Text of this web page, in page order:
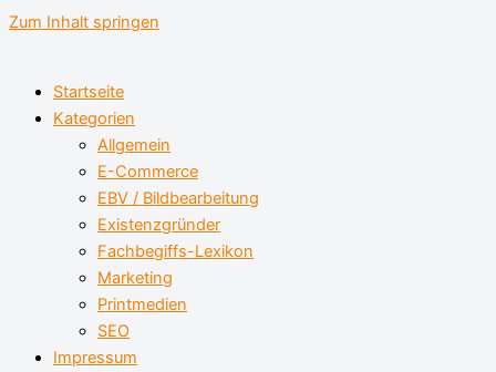
Zum Inhalt springen
Startseite
Kategorien
Allgemein
E-Commerce
EBV / Bildbearbeitung
Existenzgründer
Fachbegiffs-Lexikon
Marketing
Printmedien
SEO
Impressum